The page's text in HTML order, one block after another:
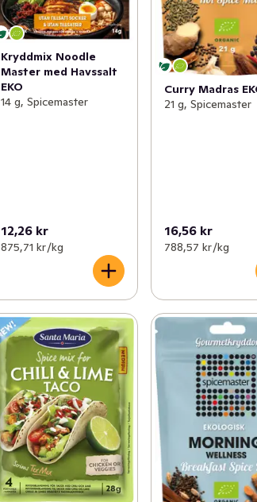
Kryddmix Noodle
Master med Havssalt
EKO
14 g, Spicemaster
12,26 kr
875,71 kr /kg
Curry Madras
21 g, Spicemaster
16,56 kr
788,57 kr /kg